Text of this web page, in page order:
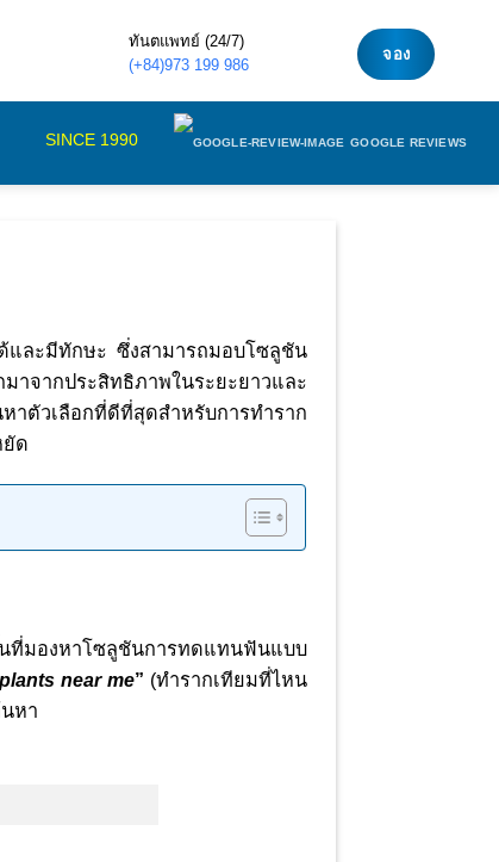
ทันตแพทย์ (24/7)
(+84)973 199 986
จอง
SINCE 1990 GOOGLE REVIEWS
และมีทักษะ ซึ่งสามารถมอบโซลูชัน
จากประสิทธิภาพในระยะยาวและ
าตัวเลือกที่ดีที่สุดสำหรับการทำราก
ยัด
ที่มองหาโซลูชันการทดแทนฟันแบบ
near me” (ทำรากเทียมที่ไหน
หา